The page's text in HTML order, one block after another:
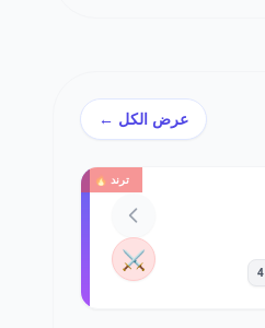
عرض الكل ←
ترند 🔥
⚔️